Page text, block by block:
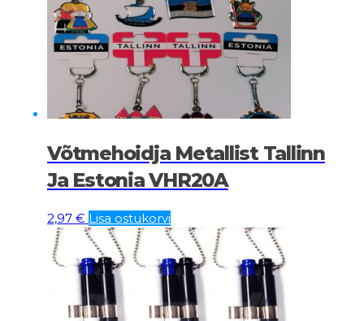
Võtmehoidja Metallist Tallinn
Ja Estonia VHR20A
2,97 € Lisa ostukorvi